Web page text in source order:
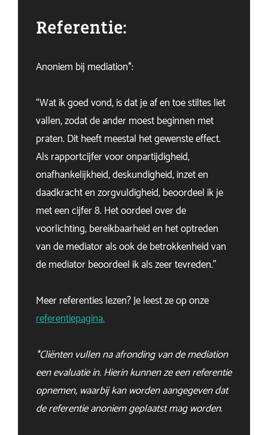
Referentie:
Anoniem bij mediation*:
“Wat ik goed vond, is dat je af en toe stiltes liet
vallen, zodat de ander moest beginnen met
praten. Dit heeft meestal het gewenste effect.
Als rapportcijfer voor onpartijdigheid,
onafhankelijkheid, deskundigheid, inzet en
daadkracht en zorgvuldigheid, beoordeel ik je
met een cijfer 8. Het oordeel over de
voorlichting, bereikbaarheid en het optreden
van de mediator als ook de betrokkenheid van
de mediator beoordeel ik als zeer tevreden.”
Meer referenties lezen? Je leest ze op onze
referentiepagina.
*Cliënten vullen na afronding van de mediation
een evaluatie in. Hierin kunnen ze een referentie
opnemen, waarbij kan worden aangegeven dat
de referentie anoniem geplaatst mag worden.